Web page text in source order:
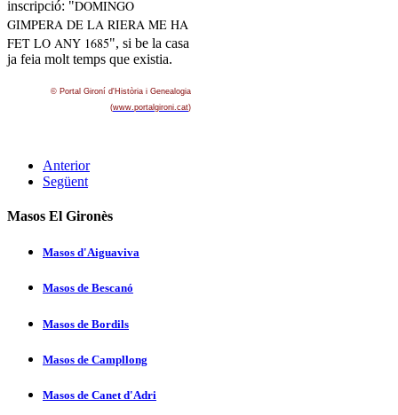
inscripció: "DOMINGO
GIMPERA DE LA RIERA ME HA
FET LO ANY 1685", si be la casa
ja feia molt temps que existia.
© Portal Gironí­ d'Història i Genealogia
(www.portalgironi.cat)
Anterior
Següent
Masos El Gironès
Masos d'Aiguaviva
Masos de Bescanó
Masos de Bordils
Masos de Campllong
Masos de Canet d'Adri